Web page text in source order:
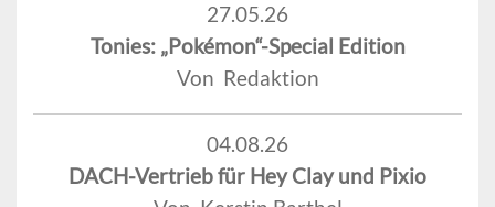
27.05.26
Tonies: „Pokémon“-Special Edition
Von Redaktion
04.08.26
DACH-Vertrieb für Hey Clay und Pixio